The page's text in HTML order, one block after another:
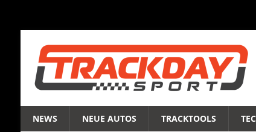
NEWS NEUE AUTOS TRACKTOOLS